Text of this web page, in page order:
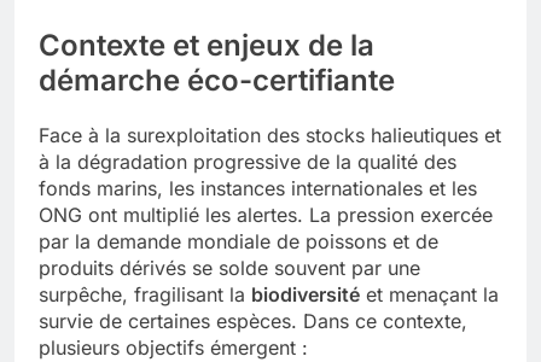
Contexte et enjeux de la
démarche éco-certifiante
Face à la surexploitation des stocks halieutiques et
à la dégradation progressive de la qualité des
fonds marins, les instances internationales et les
ONG ont multiplié les alertes. La pression exercée
par la demande mondiale de poissons et de
produits dérivés se solde souvent par une
surpêche, fragilisant la biodiversité et menaçant la
survie de certaines espèces. Dans ce contexte,
plusieurs objectifs émergent :